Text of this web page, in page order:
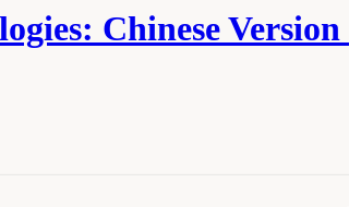
Chinese Version